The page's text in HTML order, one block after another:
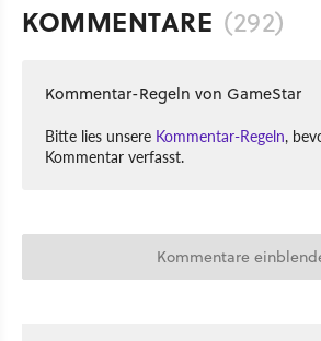
KOMMENTARE (292)
Kommentar-Regeln von GameStar
Bitte lies unsere Kommentar-Regeln,
Kommentar verfasst.
Kommentare